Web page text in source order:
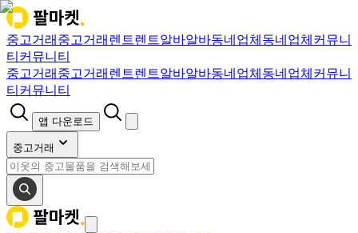
중고거래 중고거래 렌트렌트알바알바동네업체 동네업체 커뮤니
티 커뮤니티
중고거래 중고거래 렌트렌트알바알바동네업체 동네업체 커뮤니
티 커뮤니티
앱 다운로드
중고거래